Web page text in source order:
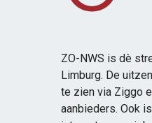
ZO-NWS is dè
Limburg. De
te zien via Ziggo
aanbieders. Ook